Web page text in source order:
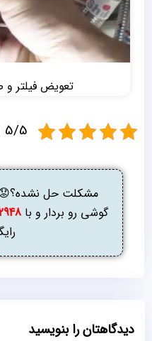
تعویض فیلتر
5/5 (1 امتیاز)
مشکلت حل
گوشی رو بردار و با
دیدگاهتان را بنویسید